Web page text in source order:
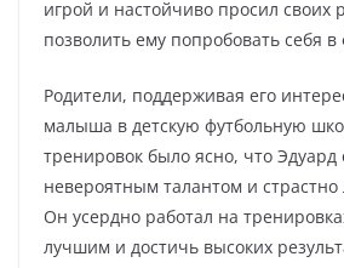
игрой и настойчиво просил своих
позволить ему попробовать себя в
Родители, поддерживая его
малыша в детскую футбольную
тренировок было ясно, что Эдуард
невероятным талантом и страстно
Он усердно работал на
лучшим и достичь высоких